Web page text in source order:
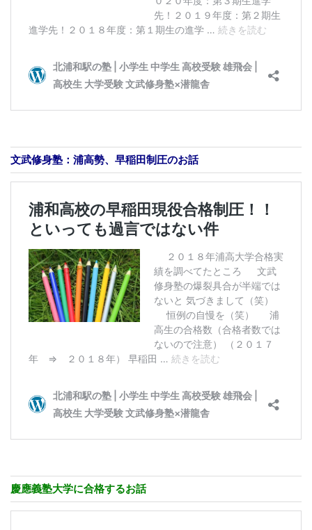
文武修身塾：浦高勢、早稲田制圧のお話
慶應義塾大学に合格するお話